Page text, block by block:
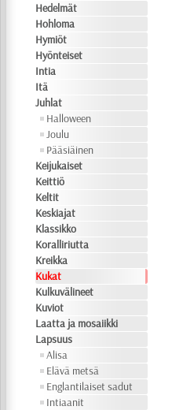
Hedelmät
Hohloma
Hymiöt
Hyönteiset
Intia
Itä
Juhlat
Halloween
Joulu
Pääsiäinen
Keijukaiset
Keittiö
Keltit
Keskiajat
Klassikko
Koralliriutta
Kreikka
Kukat
Kulkuvälineet
Kuviot
Laatta ja mosaiikki
Lapsuus
Alisa
Elävä metsä
Englantilaiset sadut
Intiaanit